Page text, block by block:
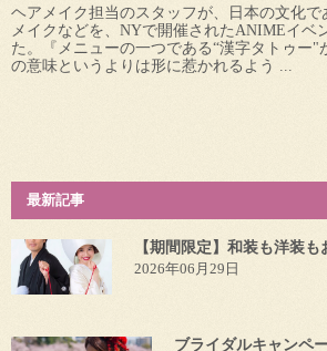
ヘアメイク担当のスタッフが、日本の文化
メイクなどを、NYで開催されたANIMEイベ
た。『メニューの一つである“漢字タトゥー"
の意味というよりは形に惹かれるよう ...
最新記事
【期間限定】和装も洋装も
2026年06月29日
ブライダルキャンペ